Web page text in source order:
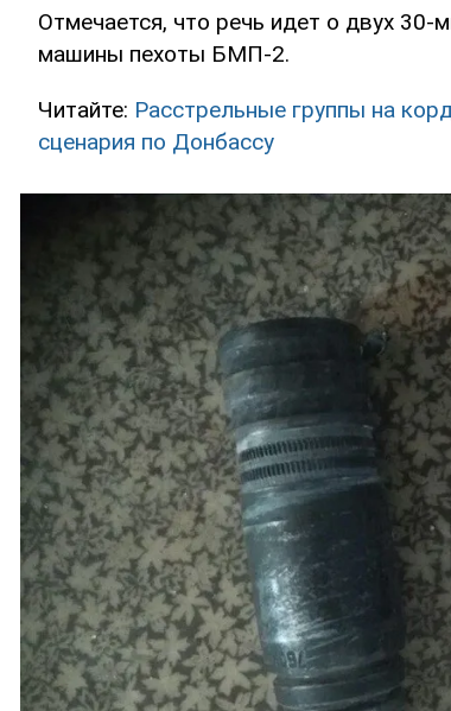
Отмечается, что речь идет о двух
машины пехоты БМП-2.
Читайте: Расстрельные группы на
сценария по Донбассу